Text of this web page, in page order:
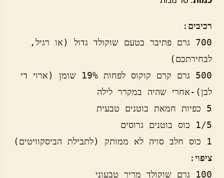
רכיבים
1 כוס חלב סויה לא ממותק (לתבילת הביסקוויטים)
ציפוי